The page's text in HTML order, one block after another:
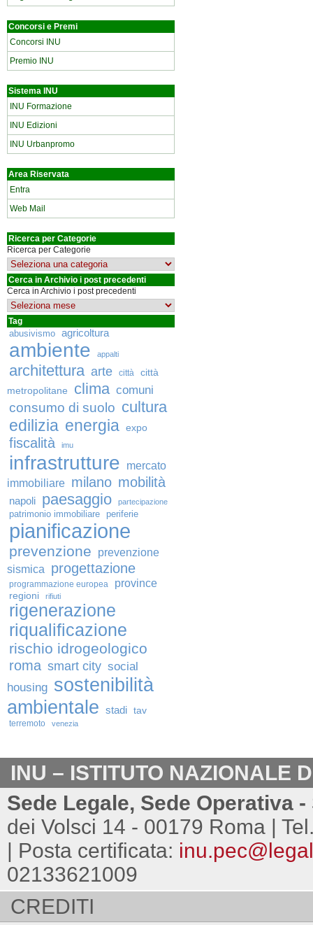
Concorsi e Premi
Concorsi INU
Premio INU
Sistema INU
INU Formazione
INU Edizioni
INU Urbanpromo
Area Riservata
Entra
Web Mail
Ricerca per Categorie
Ricerca per Categorie
Cerca in Archivio i post precedenti
Cerca in Archivio i post precedenti
Tag
abusivismo agricoltura
ambiente appalti
architettura arte città
città
metropolitane
clima comuni
consumo di suolo cultura
edilizia energia expo
fiscalità imu
infrastrutture
mercato
immobiliare milano mobilità
napoli paesaggio partecipazione
patrimonio immobiliare periferie
pianificazione
prevenzione
prevenzione
sismica
progettazione
programmazione europea province
regioni rifiuti
rigenerazione
riqualificazione
rischio idrogeologico
roma smart city social
housing sostenibilità
ambientale stadi tav
terremoto venezia
INU – ISTITUTO NAZIONALE
Sede Legale, Sede Operativa
dei Volsci 14 - 00179 Roma |
| Posta certificata:
02133621009
CREDITI